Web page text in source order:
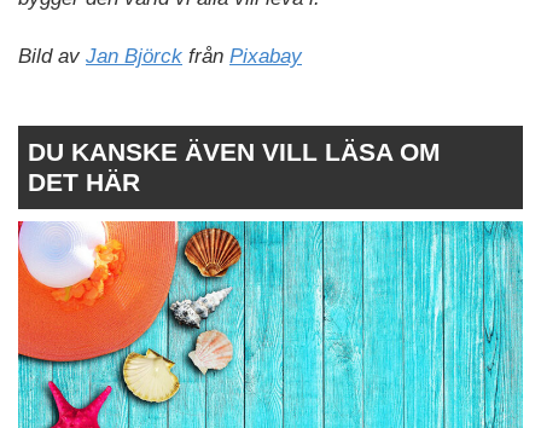
Bild av Jan Björck från Pixabay
DU KANSKE ÄVEN VILL LÄSA OM
DET HÄR